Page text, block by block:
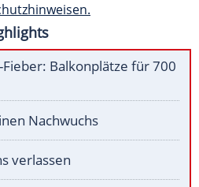
Balkonplätze für 700
Nachwuchs
verlassen